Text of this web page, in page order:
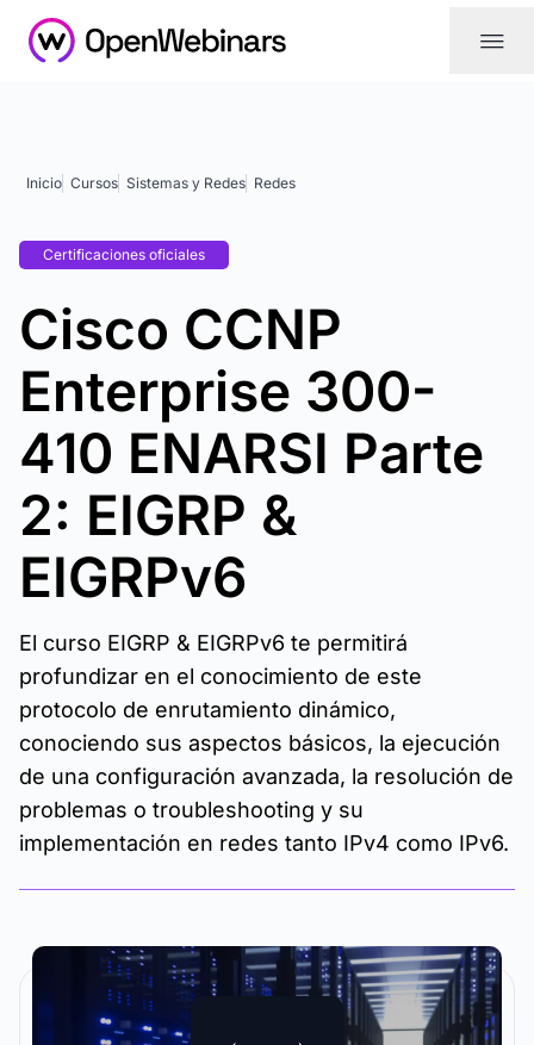
|||
Inicio Cursos Sistemas y Redes Redes
Certificaciones oficiales
Cisco CCNP
Enterprise 300-
410 ENARSI Parte
2: EIGRP &
EIGRPv6
El curso EIGRP & EIGRPv6 te permitirá
profundizar en el conocimiento de este
protocolo de enrutamiento dinámico,
conociendo sus aspectos básicos, la ejecución
de una configuración avanzada, la resolución de
problemas o troubleshooting y su
implementación en redes tanto IPv4 como IPv6.